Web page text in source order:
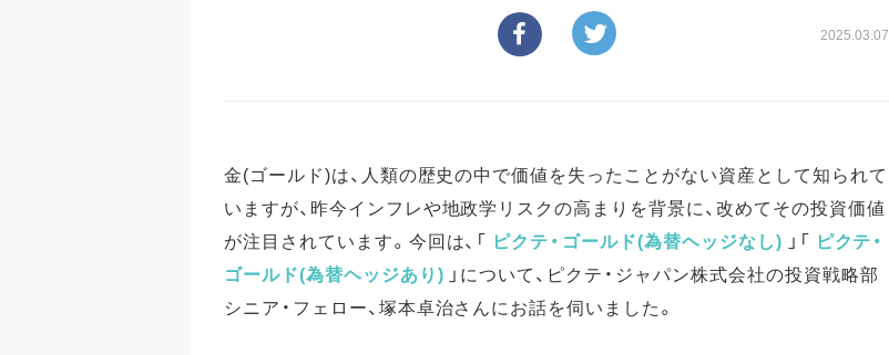
2025.03.07
金(ゴールド)は、人類の歴史の中で価値を失ったことがない資産として知られて
いますが、昨今インフレや地政学リスクの高まりを背景に、改めてその投資価値
が注目されています。今回は、「 ピクテ・ゴールド(為替ヘッジなし) 」「 ピクテ・
ゴールド(為替ヘッジあり) 」について、ピクテ・ジャパン株式会社の投資戦略部
シニア・フェロー、塚本卓治さんにお話を伺いました。